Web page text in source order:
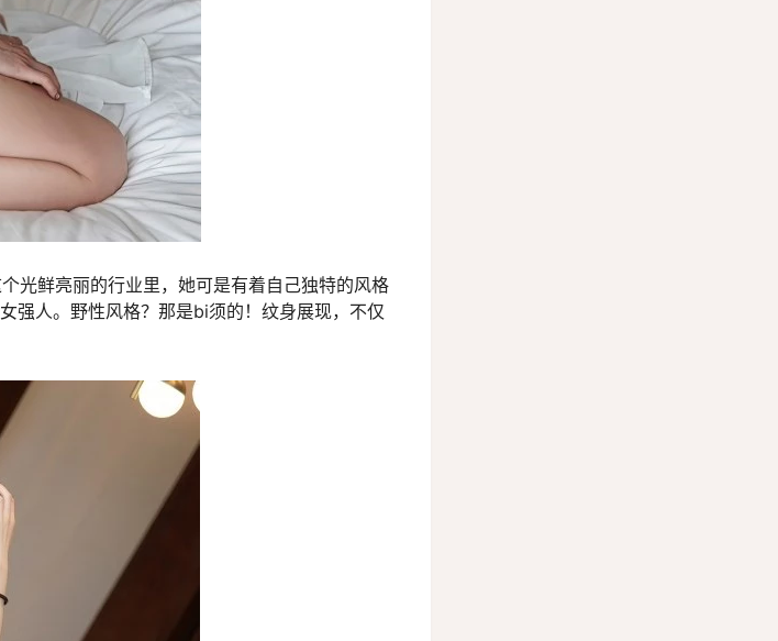
光鲜亮丽的行业里，她可是有着自己独特的风格
强人。野性风格？那是bi须的！纹身展现，不仅